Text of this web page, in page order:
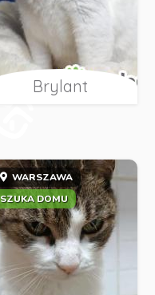
Brylant
WARSZAWA
SZUKA DOMU